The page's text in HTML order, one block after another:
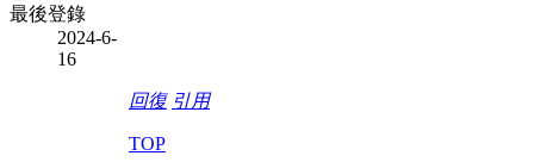
最後登錄
2024-6-
16
回復 引用
TOP